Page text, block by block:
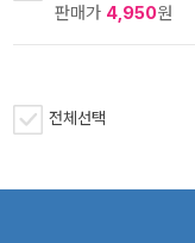
판매가 4,950원
전체선택